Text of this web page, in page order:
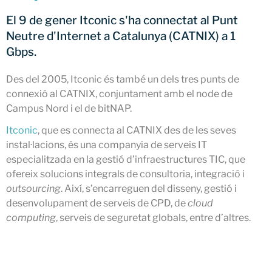
Xerrada sobre l’evolució cap a
l’automatització de xarxes, del
arrel J de DNS
juliol 2026
juny 2026
abril 2026
febrer 2026
desembre 2025
El 9 de gener Itconic s'ha connectat al Punt
Neutre d'Internet a Catalunya (CATNIX) a 1
Gbps.
Des del 2005, Itconic és també un dels tres punts de
connexió al CATNIX, conjuntament amb el node de
Campus Nord i el de bitNAP.
Itconic, que es connecta al CATNIX des de les seves
instal·lacions, és una companyia de serveis IT
especialitzada en la gestió d’infraestructures TIC, que
ofereix solucions integrals de consultoria, integració i
outsourcing. Així, s’encarreguen del disseny, gestió i
desenvolupament de serveis de CPD, decloud
computing, serveis de seguretat globals, entre d’altres.